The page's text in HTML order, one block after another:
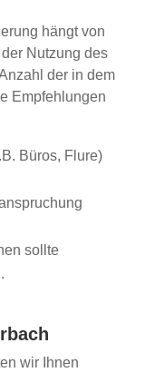
hängt von
Nutzung des
der in dem
Empfehlungen
Büros, Flure)
sollte
wir Ihnen